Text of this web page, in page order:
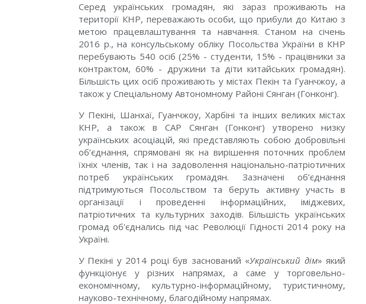
Серед українських громадян, які зараз проживають на
території КНР, переважають особи, що прибули до Китаю з
метою працевлаштування та навчання. Станом на січень
2016 р., на консульському обліку Посольства України в КНР
перебувають 540 осіб (25% - студенти, 15% - працівники за
контрактом, 60% - дружини та діти китайських громадян).
Більшість цих осіб проживають у містах Пекін та Гуанчжоу, а
також у Спеціальному Автономному Районі Сянган (Гонконг).
У Пекіні, Шанхаї, Гуанчжоу, Харбіні та інших великих містах
КНР, а також в САР Сянган (Гонконг) утворено низку
українських асоціацій, які представляють собою добровільні
об’єднання, спрямовані як на вирішення поточних проблем
їхніх членів, так і на задоволення національно-патріотичних
потреб українських громадян. Зазначені об’єднання
підтримуються Посольством та беруть активну участь в
організації і проведенні інформаційних, іміджевих,
патріотичних та культурних заходів. Більшість українських
громад об'єднались під час Революції Гідності 2014 року на
Україні.
У Пекіні у 2014 році був заснований «Український дім» який
функціонує у різних напрямах, a саме у торговельно-
економічному, культурно-інформаційному, туристичному,
науково-технічному, благодійному напрямах.